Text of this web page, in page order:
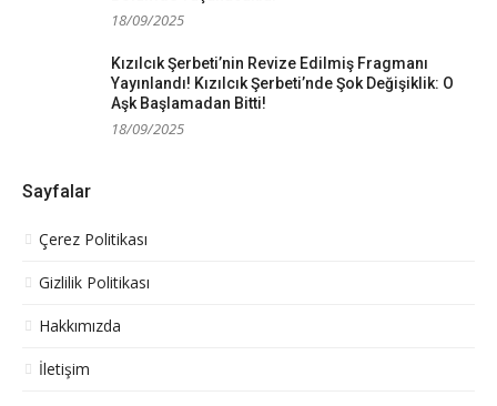
18/09/2025
Kızılcık Şerbeti’nin Revize Edilmiş Fragmanı
Yayınlandı! Kızılcık Şerbeti’nde Şok Değişiklik: O
Aşk Başlamadan Bitti!
18/09/2025
Sayfalar
Çerez Politikası
Gizlilik Politikası
Hakkımızda
İletişim